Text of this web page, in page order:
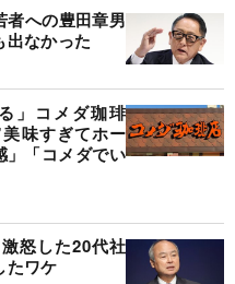
者への豊田章男
出なかった
」コメダ珈琲
味すぎてホー
」「コメダでい
怒した20代社
たワケ